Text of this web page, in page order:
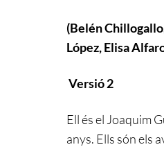
(Belén
López, Elisa
Versió 2
Ell és el Joaquim
anys. Ells són els